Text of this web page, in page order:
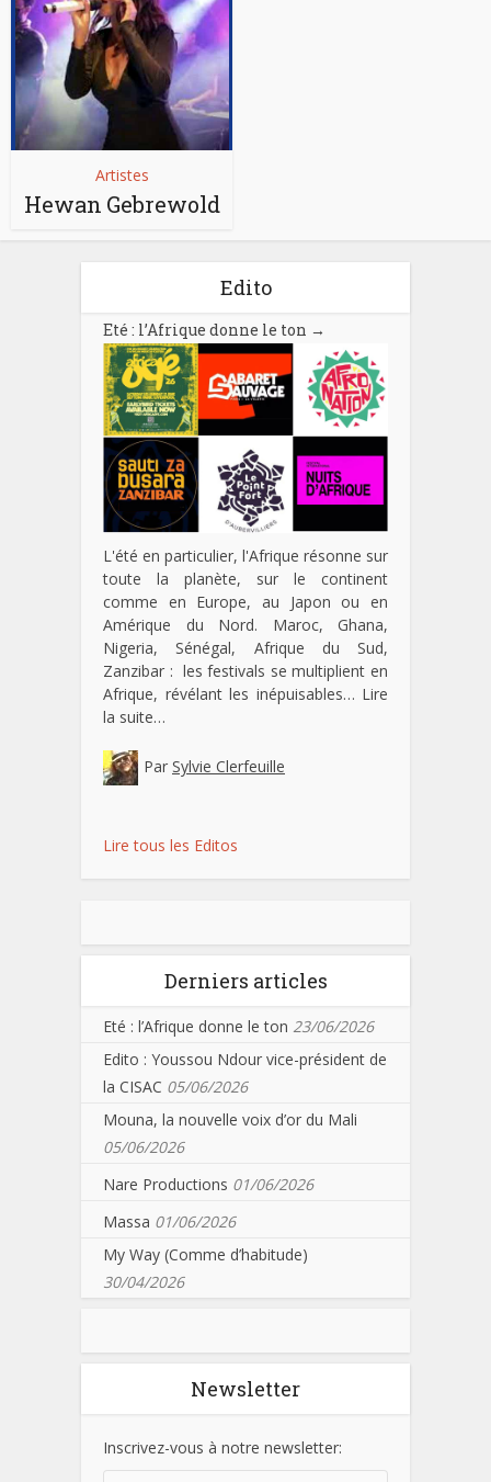
Artistes
Hewan Gebrewold
Edito
Eté : l’Afrique donne le ton →
L'été en particulier, l'Afrique résonne sur
toute la planète, sur le continent
comme en Europe, au Japon ou en
Amérique du Nord. Maroc, Ghana,
Nigeria, Sénégal, Afrique du Sud,
Zanzibar : les festivals se multiplient en
Afrique, révélant les inépuisables… Lire
la suite…
Par Sylvie Clerfeuille
Lire tous les Editos
Derniers articles
Eté : l’Afrique donne le ton 23/06/2026
Edito : Youssou Ndour vice-président de
la CISAC 05/06/2026
Mouna, la nouvelle voix d’or du Mali
05/06/2026
Nare Productions 01/06/2026
Massa 01/06/2026
My Way (Comme d’habitude)
30/04/2026
Newsletter
Inscrivez-vous à notre newsletter: